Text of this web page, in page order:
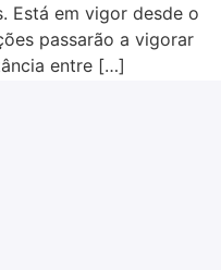
Está em vigor desde o
passarão a vigorar
entre […]